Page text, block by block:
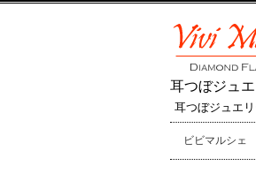
耳つぼジュ
耳つぼジュエ
ビビマルシェ